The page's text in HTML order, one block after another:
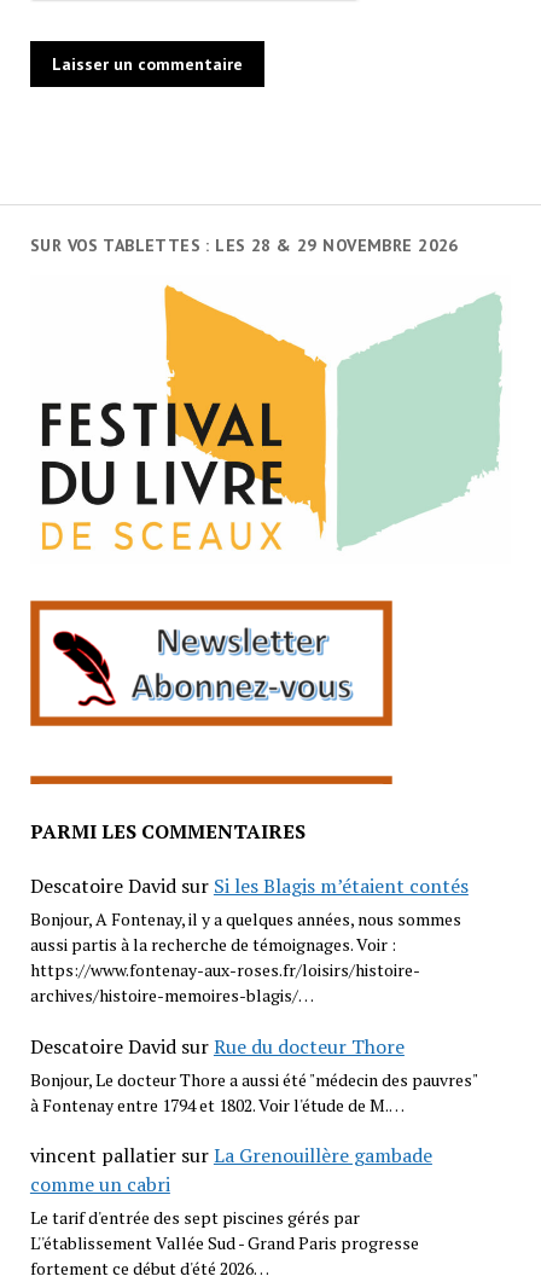
SUR VOS TABLETTES : LES 28 & 29 NOVEMBRE 2026
PARMI LES COMMENTAIRES
Descatoire Davidsur Si les Blagis m’étaient contés
Bonjour, A Fontenay, il y a quelques années, nous sommes
aussi partis à la recherche de témoignages. Voir :
https://www.fontenay-aux-roses.fr/loisirs/histoire-
archives/histoire-memoires-blagis/…
Descatoire DavidsurRue du docteur Thore
Bonjour, Le docteur Thore a aussi été "médecin des pauvres"
à Fontenay entre 1794 et 1802. Voir l'étude de M.…
vincent pallatiersurLa Grenouillère gambade
comme un cabri
Le tarif d'entrée des sept piscines gérés par
L''établissement Vallée Sud - Grand Paris progresse
fortement ce début d'été 2026…